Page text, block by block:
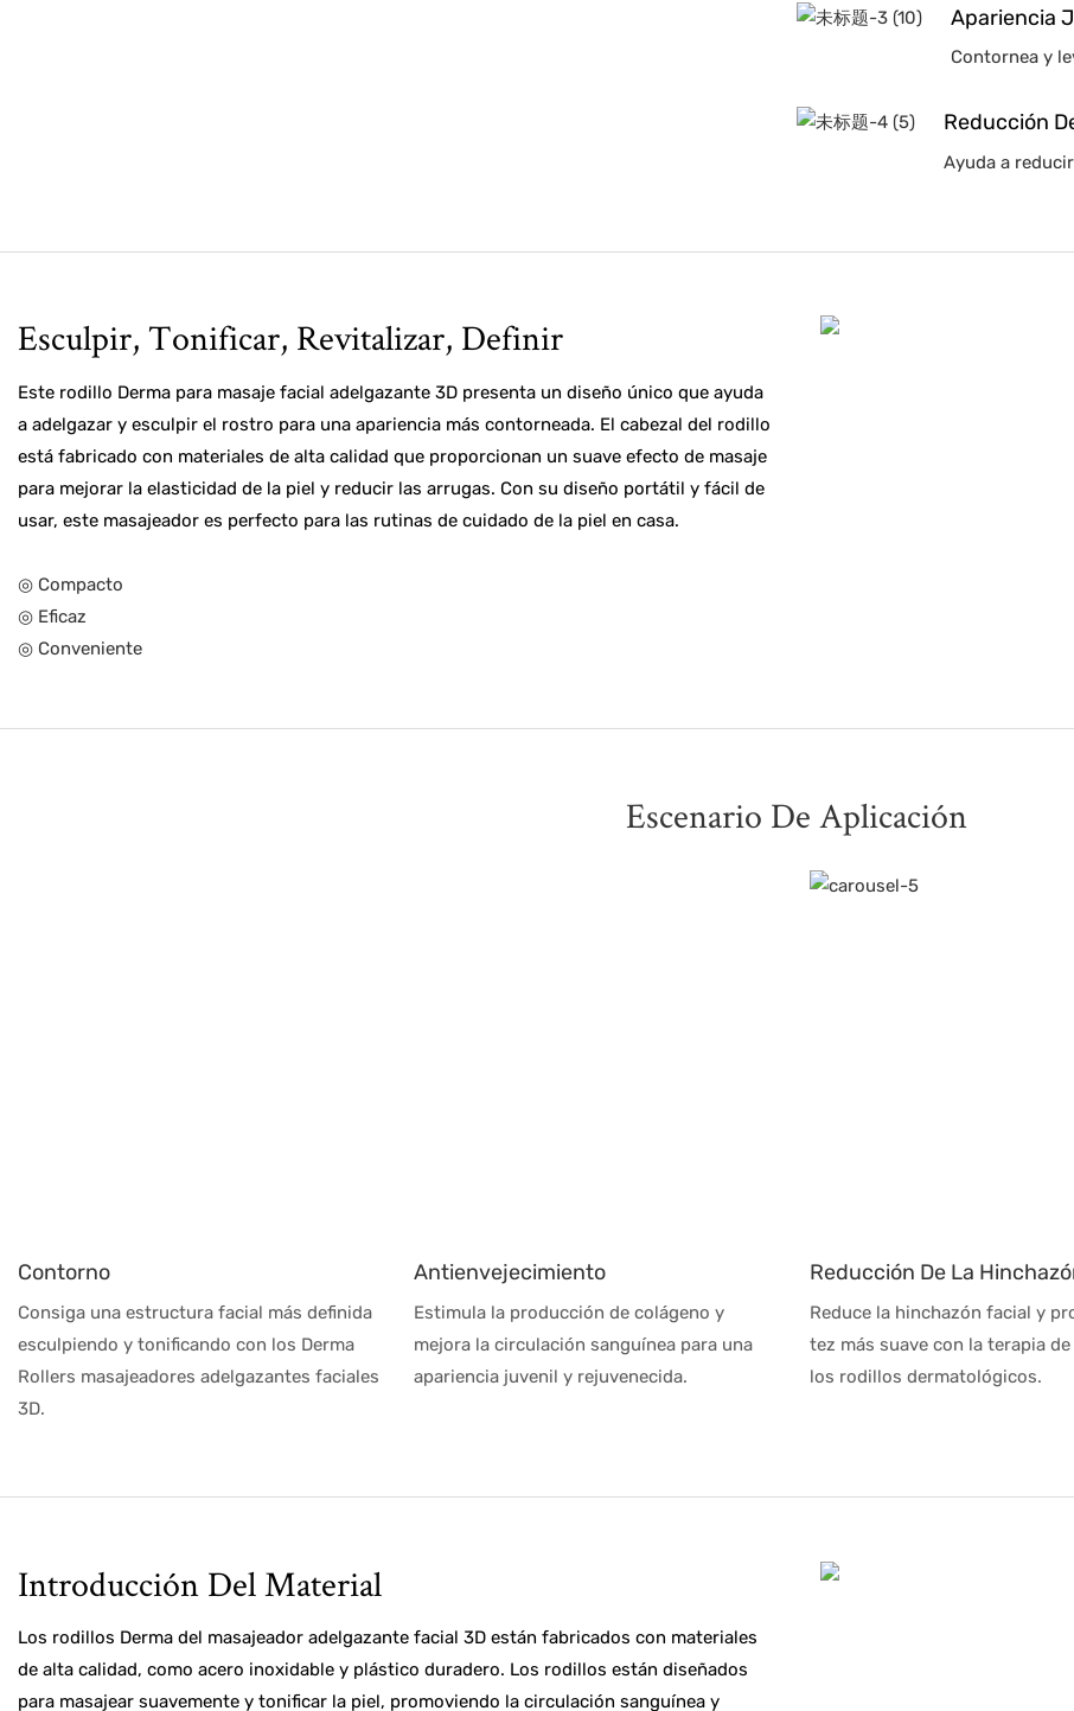
Apariencia
Contornea y
Reducción
Ayuda a
Esculpir, Tonificar, Revitalizar, Definir
Este rodillo Derma para masaje facial adelgazante 3D presenta un diseño único que ayuda
a adelgazar y esculpir el rostro para una apariencia más contorneada. El cabezal del rodillo
está fabricado con materiales de alta calidad que proporcionan un suave efecto de masaje
para mejorar la elasticidad de la piel y reducir las arrugas. Con su diseño portátil y fácil de
usar, este masajeador es perfecto para las rutinas de cuidado de la piel en casa.
◎ Compacto
◎ Eficaz
◎ Conveniente
Escenario De Aplicación
Contorno
Consiga una estructura facial más definida
esculpiendo y tonificando con los Derma
Rollers masajeadores adelgazantes faciales
3D.
Antienvejecimiento
Estimula la producción de colágeno y
mejora la circulación sanguínea para una
apariencia juvenil y rejuvenecida.
Reducción De La
Reduce la hinchazón facial y
tez más suave con la terapia de
los rodillos dermatológicos.
Introducción Del Material
Los rodillos Derma del masajeador adelgazante facial 3D están fabricados con materiales
de alta calidad, como acero inoxidable y plástico duradero. Los rodillos están diseñados
para masajear suavemente y tonificar la piel, promoviendo la circulación sanguínea y